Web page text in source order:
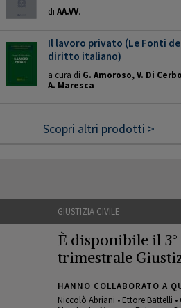
di AA.VV.
Il lavoro privato (Le Fonti
diritto italiano)
a cura di G. Amoroso, V. Di
A. Maresca
Scopri altri prodotti >
GIUSTIZIA CIVILE
È disponibile il
trimestrale
HANNO COLLABORATO A
Niccolò Abriani • Ettore Battelli •